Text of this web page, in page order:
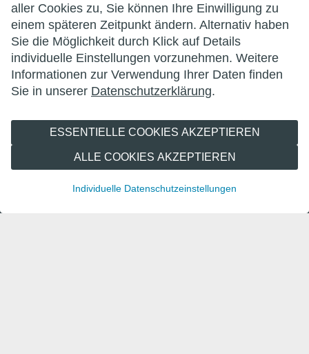
aller Cookies zu, Sie können Ihre Einwilligung zu
einem späteren Zeitpunkt ändern. Alternativ haben
Sie die Möglichkeit durch Klick auf Details
individuelle Einstellungen vorzunehmen. Weitere
Informationen zur Verwendung Ihrer Daten finden
Sie in unserer Datenschutzerklärung.
ALLE COOKIES AKZEPTIEREN
ESSENTIELLE COOKIES AKZEPTIEREN
Individuelle Datenschutzeinstellungen
AGB
wittenberg.de
lutherstadt-wittenberg.de
wittenberger-reformationsfest.de
marktderschoenendinge.de